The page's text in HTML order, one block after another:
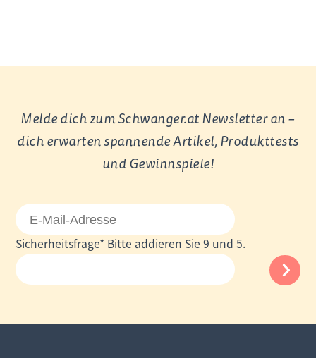
Melde dich zum Schwanger.at Newsletter an –
dich erwarten spannende Artikel, Produkttests
und Gewinnspiele!
E-
Mail-
Adresse
Pflichtfeld
Sicherheitsfrage* Bitte addieren Sie 9 und 5.